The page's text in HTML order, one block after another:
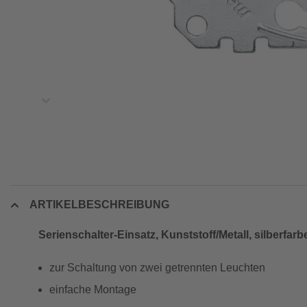
ARTIKELBESCHREIBUNG
Serienschalter-Einsatz, Kunststoff/Metall,
zur Schaltung von zwei getrennten Leuchten
einfache Montage